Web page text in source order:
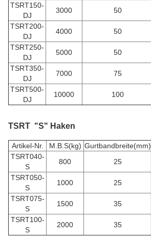
TSRT150-
DJ
3000 50
TSRT200-
DJ
4000 50
TSRT250-
DJ
5000 50
TSRT350-
DJ
7000 75
TSRT500-
DJ
10000 100
TSRT "S" Haken
Artikel-Nr. M.B.S(kg) Gurtbandbreite(mm)
TSRT040-
S
800 25
TSRT050-
S
1000 25
TSRT075-
S
1500 35
TSRT100-
S
2000 35